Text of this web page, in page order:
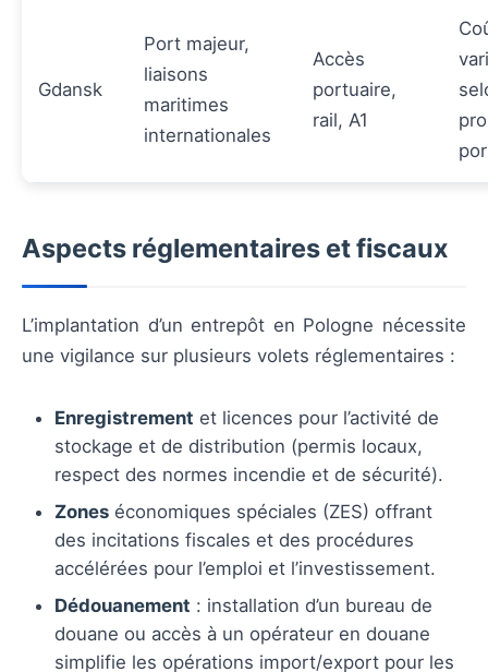
Gdansk
Port majeur,
liaisons
maritimes
internationales
Accès
portuaire,
rail, A1
Aspects réglementaires et fiscaux
L’implantation d’un entrepôt en Pologne nécessite
une vigilance sur plusieurs volets réglementaires :
Enregistrement et licences pour l’activité de
stockage et de distribution (permis locaux,
respect des normes incendie et de sécurité).
Zones économiques spéciales (ZES) offrant
des incitations fiscales et des procédures
accélérées pour l’emploi et l’investissement.
Dédouanement : installation d’un bureau de
douane ou accès à un opérateur en douane
simplifie les opérations import/export pour les